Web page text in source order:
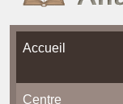
Accueil
Centre